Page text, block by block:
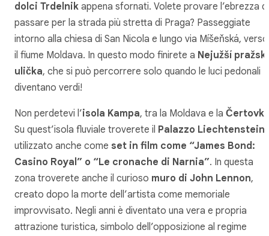
dolci Trdelnik appena sfornati. Volete provare l’ebrezza di
passare per la strada più stretta di Praga? Passeggiate
intorno alla chiesa di San Nicola e lungo via Míšeňská, verso
il fiume Moldava. In questo modo finirete a Nejužší
ulička, che si può percorrere solo quando le luci pedonali
diventano verdi!
Non perdetevi l’isola Kampa, tra la Moldava e la
Su quest’isola fluviale troverete il Palazzo Liechtenstein
utilizzato anche come set in film come “James Bond:
Casino Royal” o “Le cronache di Narnia”. In questa
zona troverete anche il curioso muro di John Lennon,
creato dopo la morte dell’artista come memoriale
improvvisato. Negli anni è diventato una vera e propria
attrazione turistica, simbolo dell’opposizione al regime